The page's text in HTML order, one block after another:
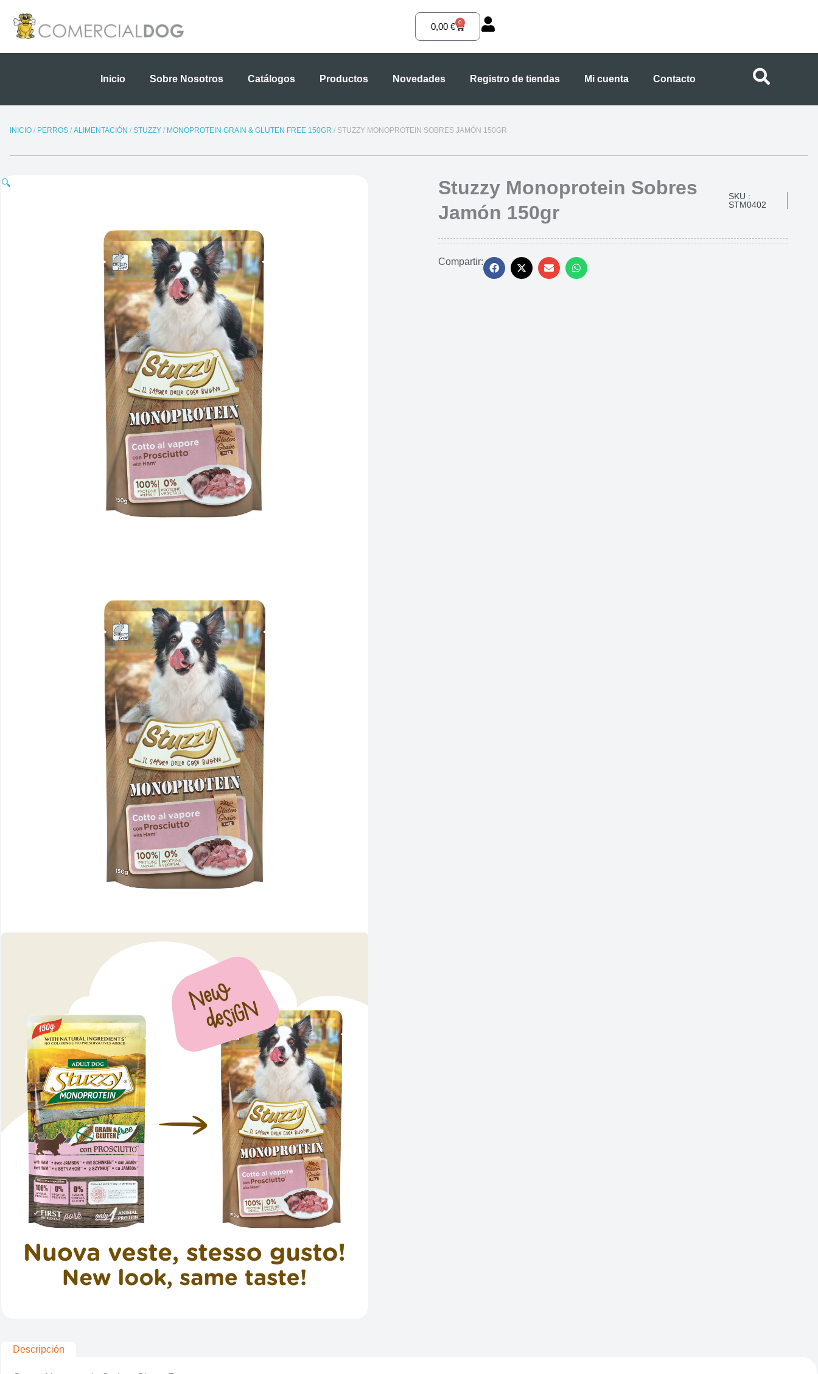
contenido
0,00 € 0
Carrito
Inicio Sobre Nosotros Catálogos Productos Novedades Registro de tiendas Mi cuenta Contacto
INICIO / PERROS / ALIMENTACIÓN / STUZZY / MONOPROTEIN GRAIN & GLUTEN FREE 150GR / STUZZY MONOPROTEIN SOBRES JAMÓN 150GR
🔍
Stuzzy Monoprotein Sobres
Jamón 150gr
SKU :
STM0402
Compartir:
Descripción